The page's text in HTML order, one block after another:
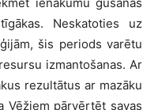
Neskatoties uz
šis periods varētu
izmantošanas. Ar
rezultātus ar mazāku
Vēžiem pārvērtēt savas